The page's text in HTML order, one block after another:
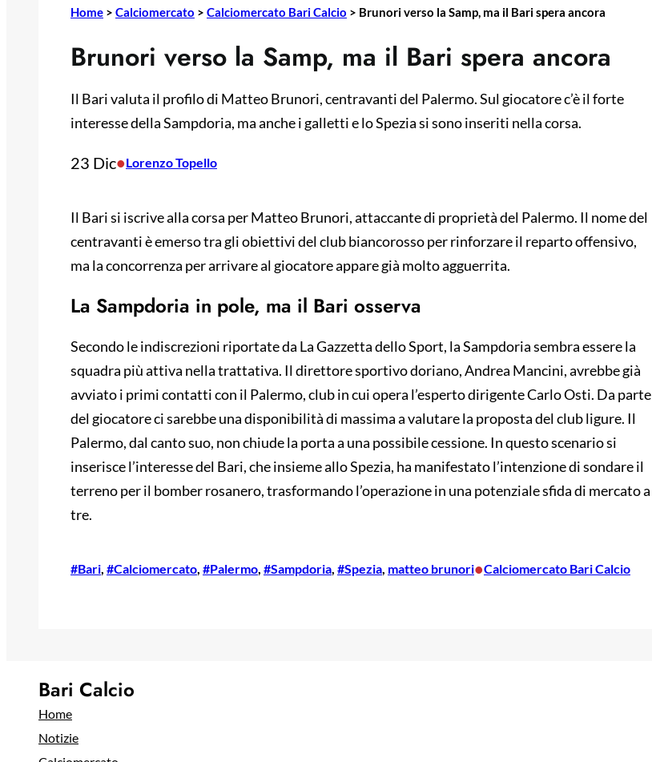
Home > Calciomercato > Calciomercato Bari Calcio > Brunori verso la Samp, ma il Bari spera ancora
Brunori verso la Samp, ma il Bari spera ancora
Il Bari valuta il profilo di Matteo Brunori, centravanti del Palermo. Sul giocatore c’è il forte
interesse della Sampdoria, ma anche i galletti e lo Spezia si sono inseriti nella corsa.
23 Dic•Lorenzo Topello
Il Bari si iscrive alla corsa per Matteo Brunori, attaccante di proprietà del Palermo. Il nome del
centravanti è emerso tra gli obiettivi del club biancorosso per rinforzare il reparto offensivo,
ma la concorrenza per arrivare al giocatore appare già molto agguerrita.
La Sampdoria in pole, ma il Bari osserva
Secondo le indiscrezioni riportate da La Gazzetta dello Sport, la Sampdoria sembra essere la
squadra più attiva nella trattativa. Il direttore sportivo doriano, Andrea Mancini, avrebbe già
avviato i primi contatti con il Palermo, club in cui opera l’esperto dirigente Carlo Osti. Da parte
del giocatore ci sarebbe una disponibilità di massima a valutare la proposta del club ligure. Il
Palermo, dal canto suo, non chiude la porta a una possibile cessione. In questo scenario si
inserisce l’interesse del Bari, che insieme allo Spezia, ha manifestato l’intenzione di sondare il
terreno per il bomber rosanero, trasformando l’operazione in una potenziale sfida di mercato a
tre.
#Bari, #Calciomercato, #Palermo, #Sampdoria, #Spezia, matteo brunori•Calciomercato Bari Calcio
Bari Calcio
Home
Notizie